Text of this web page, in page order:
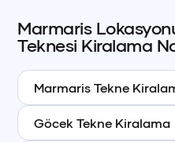
Marmaris
Teknesi Kiralama
Marmaris Tekne
Göcek Tekne Kiralama